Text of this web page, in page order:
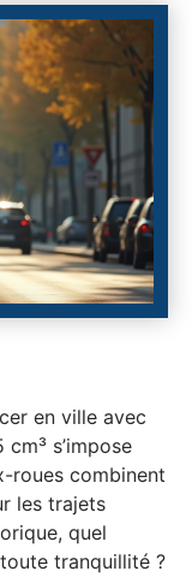
en ville avec
s’impose
roues combinent
les trajets
quel
tranquillité ?